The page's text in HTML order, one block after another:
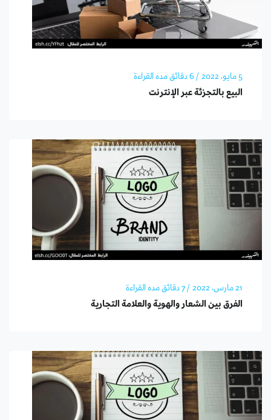
5 مايو، 2022 / 6 دقائق مده القراءة
البيع بالتجزئة عبر الإنترنت
21 مارس، 2022 / 7 دقائق مده القراءة
الفرق بين الشعار والهوية والعلامة التجارية